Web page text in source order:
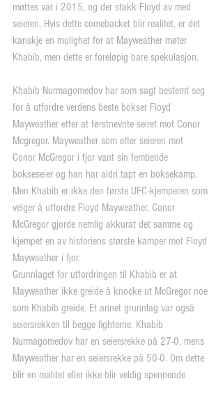
møttes var i 2015, og der stakk Floyd av med
seieren. Hvis dette comebacket blir realitet, er det
kanskje en mulighet for at Mayweather møter
Khabib, men dette er foreløpig bare spekulasjon.
Khabib Nurmagomedov har som sagt bestemt seg
for å utfordre verdens beste bokser Floyd
Mayweather etter at førstnevnte seiret mot Conor
Mcgregor. Mayweather som etter seieren mot
Conor McGregor i fjor vant sin femtiende
bokseseier og han har aldri tapt en boksekamp.
Men Khabib er ikke den første UFC-kjemperen som
velger å utfordre Floyd Mayweather. Conor
McGregor gjorde nemlig akkurat det samme og
kjempet en av historiens største kamper mot Floyd
Mayweather i fjor.
Grunnlaget for utfordringen til Khabib er at
Mayweather ikke greide å knocke ut McGregor noe
som Khabib greide. Et annet grunnlag var også
seiersrekken til begge fighterne. Khabib
Nurmagomedov har en seiersrekke på 27-0, mens
Mayweather har en seiersrekke på 50-0. Om dette
blir en realitet eller ikke blir veldig spennende